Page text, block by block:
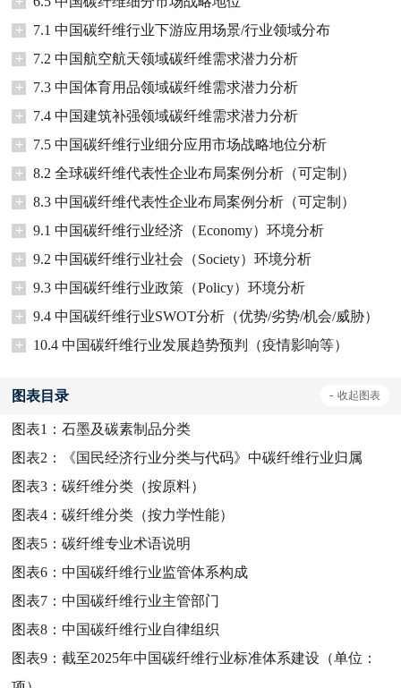
+
7.1 中国碳纤维行业下游应用场景/行业领域分布
+
7.2 中国航空航天领域碳纤维需求潜力分析
+
7.3 中国体育用品领域碳纤维需求潜力分析
+
7.4 中国建筑补强领域碳纤维需求潜力分析
+
7.5 中国碳纤维行业细分应用市场战略地位分析
+
8.2 全球碳纤维代表性企业布局案例分析（可定制）
+
8.3 中国碳纤维代表性企业布局案例分析（可定制）
+
9.1 中国碳纤维行业经济（Economy）环境分析
+
9.2 中国碳纤维行业社会（Society）环境分析
+
9.3 中国碳纤维行业政策（Policy）环境分析
+
9.4 中国碳纤维行业SWOT分析（优势/劣势/机会/威胁）
+
10.4 中国碳纤维行业发展趋势预判（疫情影响等）
图表目录 - 收起图表
图表1：石墨及碳素制品分类
图表2：
《国民经济行业分类与代码》中碳纤维行业归属
图表3：碳纤维分类（按原料）
图表4：碳纤维分类（按力学性能）
图表5：碳纤维专业术语说明
图表6：中国碳纤维行业监管体系构成
图表7：中国碳纤维行业主管部门
图表8：中国碳纤维行业自律组织
图表9：截至2025年中国碳纤维行业标准体系建设（单位：